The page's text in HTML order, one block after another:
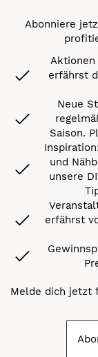
Abonniere
erfährst
Neue
Saison.
und
unsere
erfährst
Melde dich jetzt